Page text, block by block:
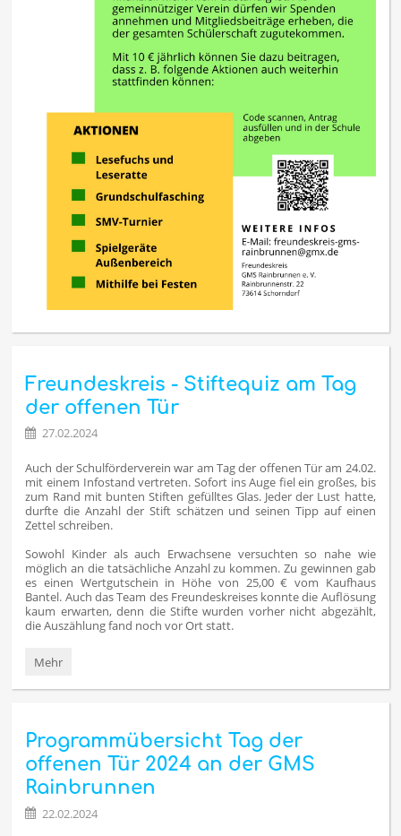
Freundeskreis - Stiftequiz am Tag
der offenen Tür
27.02.2024
Auch der Schulförderverein war am Tag der offenen Tür am 24.02.
mit einem Infostand vertreten. Sofort ins Auge fiel ein großes, bis
zum Rand mit bunten Stiften gefülltes Glas. Jeder der Lust hatte,
durfte die Anzahl der Stift schätzen und seinen Tipp auf einen
Zettel schreiben.
Sowohl Kinder als auch Erwachsene versuchten so nahe wie
möglich an die tatsächliche Anzahl zu kommen. Zu gewinnen gab
es einen Wertgutschein in Höhe von 25,00 € vom Kaufhaus
Bantel. Auch das Team des Freundeskreises konnte die Auflösung
kaum erwarten, denn die Stifte wurden vorher nicht abgezählt,
die Auszählung fand noch vor Ort statt.
Freundeskreis
Stiftequiz
der
offenen
Tür:
Mehr
Programmübersicht Tag der
offenen Tür 2024 an der GMS
Rainbrunnen
22.02.2024